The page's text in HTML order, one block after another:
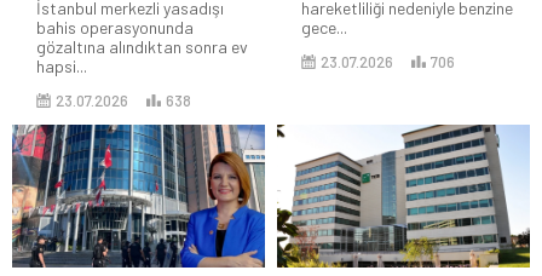
İstanbul merkezli yasadışı
bahis operasyonunda
gözaltına alındıktan sonra ev
hapsi...
23.07.2026 638
hareketliliği nedeniyle benzine
gece...
23.07.2026 706